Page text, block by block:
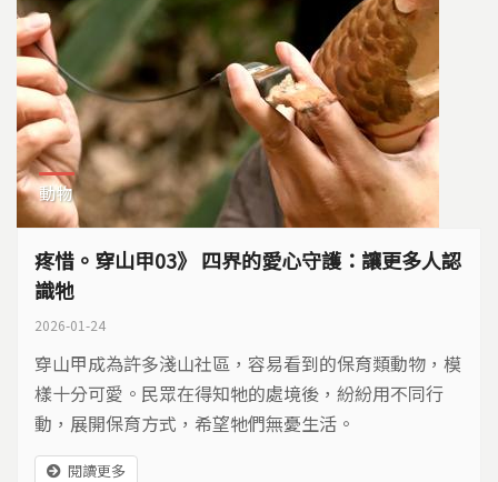
動物
疼惜。穿山甲03》 四界的愛心守護：讓更多人認
識牠
2026-01-24
穿山甲成為許多淺山社區，容易看到的保育類動物，模
樣十分可愛。民眾在得知牠的處境後，紛紛用不同行
動，展開保育方式，希望牠們無憂生活。
閱讀更多